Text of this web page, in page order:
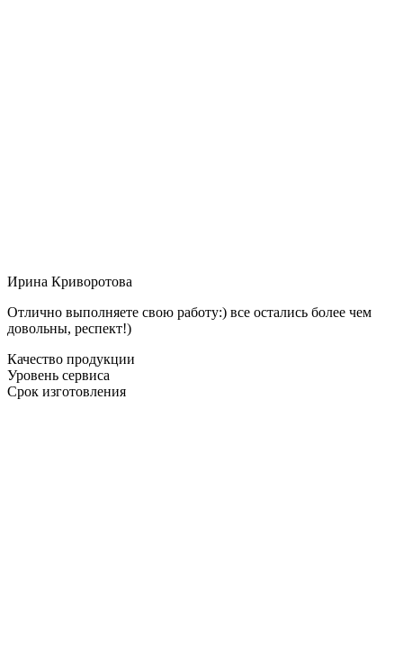
Ирина Криворотова
Отлично выполняете свою работу:) все остались более чем
довольны, респект!)
Качество продукции
Уровень сервиса
Срок изготовления